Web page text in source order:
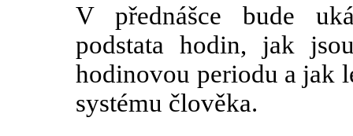
V přednášce bude
podstata hodin, jak
hodinovou periodu a jak
systému člověka.